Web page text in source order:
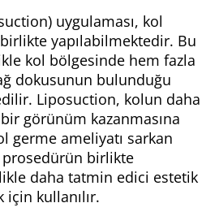
uygulaması, kol
yapılabilmektedir. Bu
kol bölgesinde hem fazla
dokusunun bulunduğu
Liposuction, kolun daha
görünüm kazanmasına
germe ameliyatı sarkan
birlikte
daha tatmin edici estetik
kullanılır.